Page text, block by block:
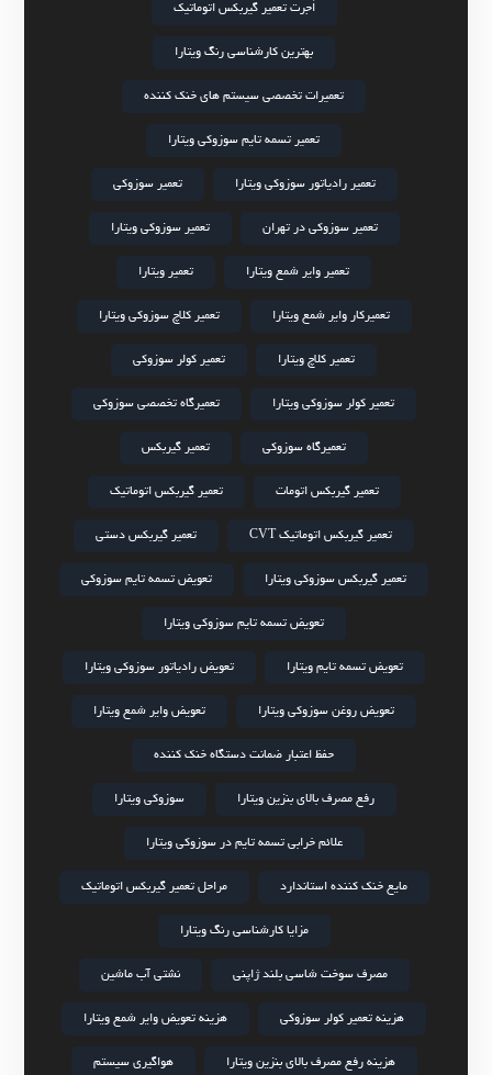
اُجرت تعمیر گیربکس اتوماتیک
بهترین کارشناسی رنگ ویتارا
تعمیرات تخصصی سیستم های خنک کننده
تعمیر تسمه تایم سوزوکی ویتارا
تعمیر رادیاتور سوزوکی ویتارا تعمیر سوزوکی
تعمیر سوزوکی در تهران تعمیر سوزوکی ویتارا
تعمیر وایر شمع ویتارا تعمیر ویتارا
تعمیرکار وایر شمع ویتارا تعمیر کلاچ سوزوکی ویتارا
تعمیر کلاچ ویتارا تعمیر کولر سوزوکی
تعمیر کولر سوزوکی ویتارا تعمیرگاه تخصصی سوزوکی
تعمیرگاه سوزوکی تعمیر گیربکس
تعمیر گیربکس اتومات تعمیر گیربکس اتوماتیک
تعمیر گیربکس اتوماتیک CVT تعمیر گیربکس دستی
تعمیر گیربکس سوزوکی ویتارا تعویض تسمه تایم سوزوکی
تعویض تسمه تایم سوزوکی ویتارا
تعویض تسمه تایم ویتارا تعویض رادیاتور سوزوکی ویتارا
تعویض روغن سوزوکی ویتارا تعویض وایر شمع ویتارا
حفظ اعتبار ضمانت دستگاه خنک کننده
رفع مصرف بالای بنزین ویتارا سوزوکی ویتارا
علائم خرابی تسمه تایم در سوزوکی ویتارا
مایع خنک کننده استاندارد مراحل تعمیر گیربکس اتوماتیک
مزایا کارشناسی رنگ ویتارا
مصرف سوخت شاسی بلند ژاپنی نشتی آب ماشین
هزینه تعمیر کولر سوزوکی هزینه تعویض وایر شمع ویتارا
هزینه رفع مصرف بالای بنزین ویتارا هواگیری سیستم